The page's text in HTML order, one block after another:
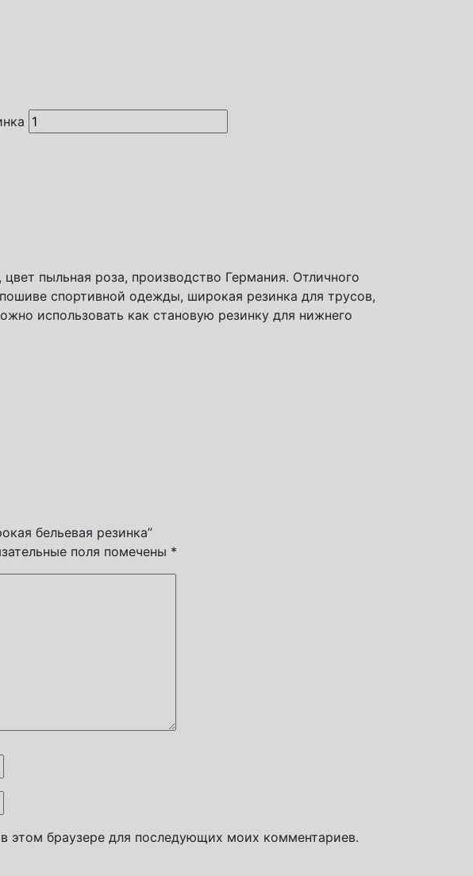
пыльная роза, производство Германия. Отличного
спортивной одежды, широкая резинка для трусов,
использовать как становую резинку для нижнего
бельевая резинка”
поля помечены *
этом браузере для последующих моих комментариев.